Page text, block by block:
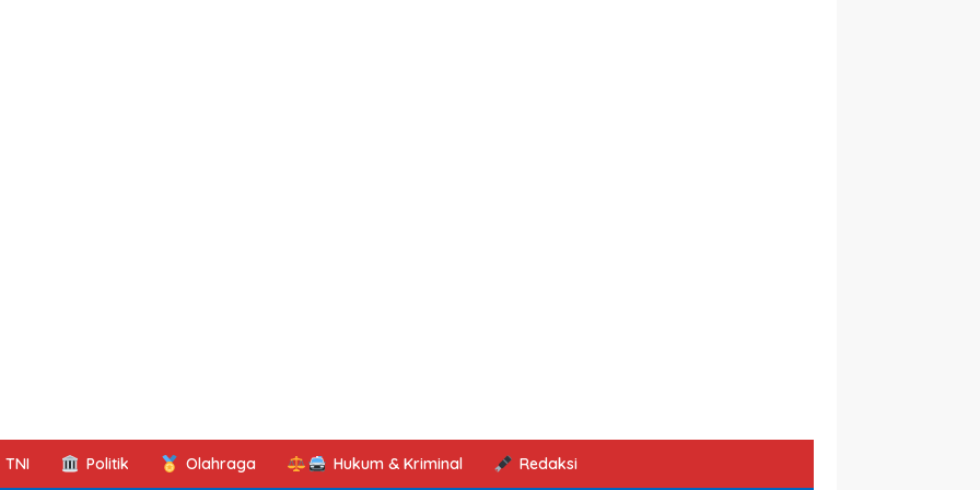
TNI Politik Olahraga Hukum & Kriminal Redaksi